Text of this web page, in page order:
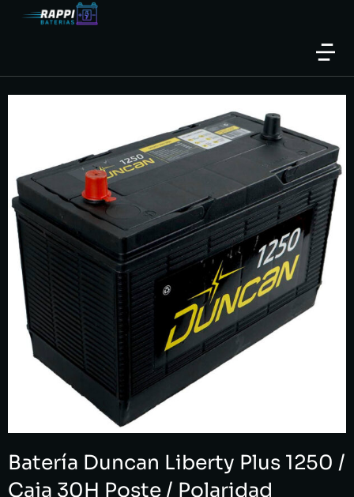
Batería Duncan Liberty Plus 1250 /
Caja 30H Poste / Polaridad